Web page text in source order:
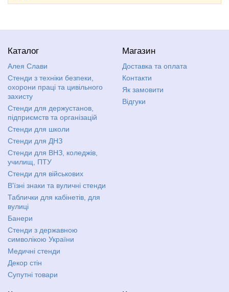
Каталог
Алея Слави
Стенди з техніки безпеки,
охорони праці та цивільного
захисту
Стенди для держустанов,
підприємств та організацій
Стенди для школи
Стенди для ДНЗ
Стенди для ВНЗ, коледжів,
училищ, ПТУ
Стенди для військових
В'їзні знаки та вуличні стенди
Таблички для кабінетів, для
вулиці
Банери
Стенди з державною
символікою України
Медичні стенди
Декор стін
Супутні товари
Магазин
Доставка та оплата
Контакти
Як замовити
Відгуки